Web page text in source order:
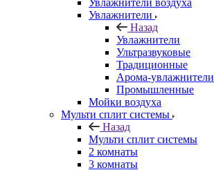
Увлажнители воздуха
Увлажнители
Назад
Увлажнители
Ультразвуковые
Традиционные
Арома-увлажнители
Промышленные
Мойки воздуха
Мульти сплит системы
Назад
Мульти сплит системы
2 комнаты
3 комнаты